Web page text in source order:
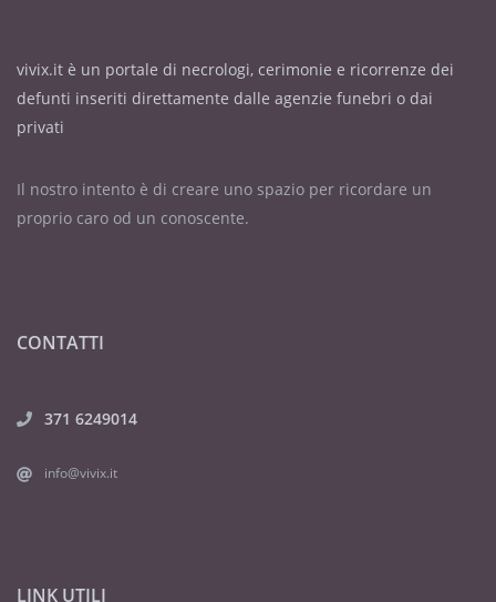
vivix.it è un portale di necrologi, cerimonie e ricorrenze dei
defunti inseriti direttamente dalle agenzie funebri o dai
privati
Il nostro intento è di creare uno spazio per ricordare un
proprio caro od un conoscente.
CONTATTI
371 6249014
info@vivix.it
LINK UTILI